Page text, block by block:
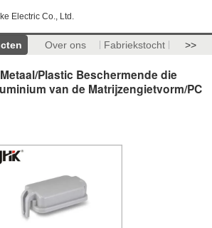
Electric Co., Ltd.
Over ons Fabriekstocht >>
Plastic Beschermende die
van de Matrijzengietvorm/PC